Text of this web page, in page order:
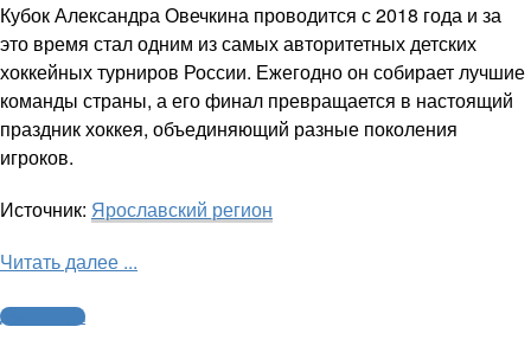
Кубок Александра Овечкина проводится с 2018 года и за
это время стал одним из самых авторитетных детских
хоккейных турниров России. Ежегодно он собирает лучшие
команды страны, а его финал превращается в настоящий
праздник хоккея, объединяющий разные поколения
игроков.
Источник: Ярославский регион
Читать далее ...
Другие виды